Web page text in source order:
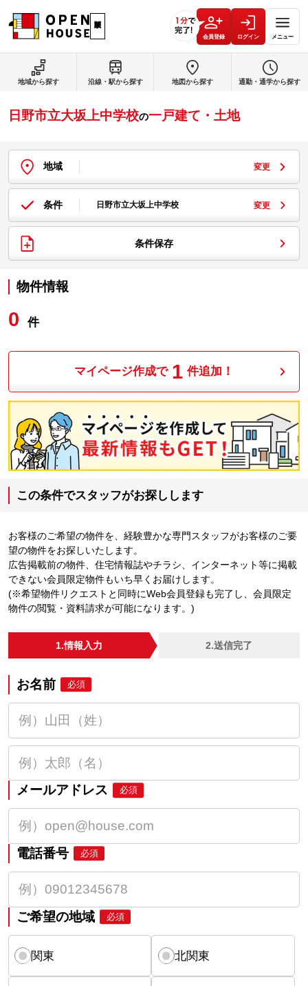
会員登録 ログイン メニュー
日野市立大坂上中学校の一戸建て・土地
地域 変更
条件 日野市立大坂上中学校 変更
条件保存
物件情報
0 件
マイページ作成で 1 件追加！
この条件でスタッフがお探しします
お客様のご希望の物件を、経験豊かな専門スタッフがお客様のご要
望の物件をお探しいたします。
広告掲載前の物件、住宅情報誌やチラシ、インターネット等に掲載
できない会員限定物件もいち早くお届けします。
(※希望物件リクエストと同時にWeb会員登録も完了し、会員限定
物件の閲覧・資料請求が可能になります。)
1.情報入力 2.送信完了
お名前 必須
メールアドレス 必須
電話番号 必須
ご希望の地域 必須
関東 北関東
地域から探す 沿線・駅から探す 地図から探す 通勤・通学から探す